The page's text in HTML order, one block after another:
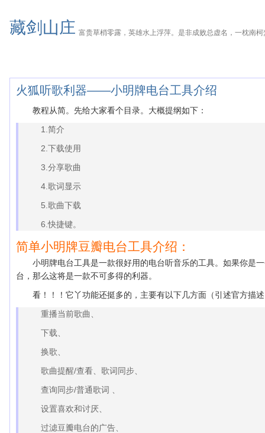
藏剑山庄 富贵草梢零露，英雄水上浮萍。是非成败总虚名，一枕南柯
火狐听歌利器——小明牌电台工具介绍
教程从简。先给大家看个目录。大概提纲如下：
1.简介
2.下载使用
3.分享歌曲
4.歌词显示
5.歌曲下载
6.快捷键。
简单小明牌豆瓣电台工具介绍：
小明牌电台工具是一款很好用的电台听音乐的工具。如果你是
台，那么这将是一款不可多得的利器。
看！！！它丫功能还挺多的，主要有以下几方面（引述官方描
重播当前歌曲、
下载、
换歌、
歌曲提醒/查看、歌词同步、
查询同步/普通歌词 、
设置喜欢和讨厌、
过滤豆瓣电台的广告、